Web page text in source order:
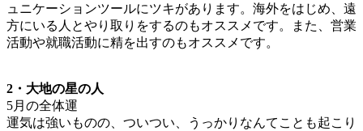
ュニケーションツールにツキがあります。海外をはじめ、遠
方にいる人とやり取りをするのもオススメです。また、営業
活動や就職活動に精を出すのもオススメです。
2・大地の星の人
5月の全体運
運気は強いものの、ついつい、うっかりなんてことも起こり